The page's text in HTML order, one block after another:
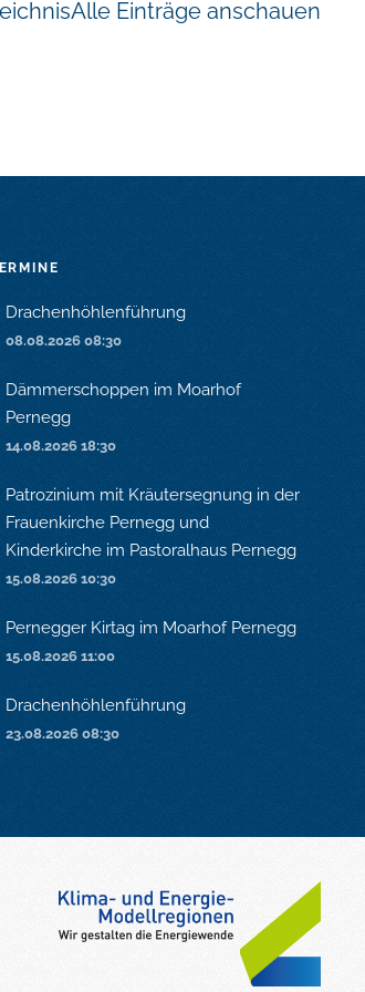
Alle Einträge anschauen
Drachenhöhlenführung
08.08.2026 08:30
Dämmerschoppen im Moarhof
Pernegg
14.08.2026 18:30
Patrozinium mit Kräutersegnung in der
Frauenkirche Pernegg und
Kinderkirche im Pastoralhaus Pernegg
15.08.2026 10:30
Pernegger Kirtag im Moarhof Pernegg
15.08.2026 11:00
Drachenhöhlenführung
23.08.2026 08:30